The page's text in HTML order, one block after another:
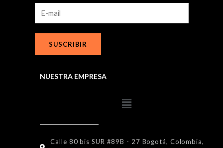
SUSCRIBIR
NUESTRA EMPRESA
Calle 80 bis SUR #89B - 27 Bogotá, Colombia,